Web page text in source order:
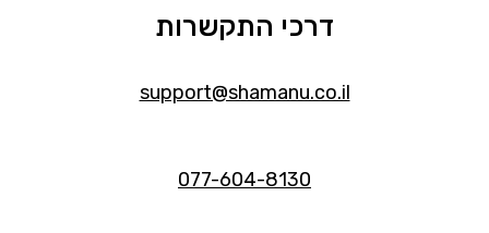
דרכי התקשרות
support@shamanu.co.il
077-604-8130